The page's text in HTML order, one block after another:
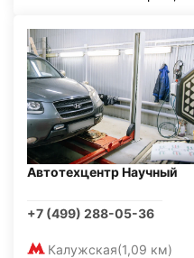
Автотехцентр Научный
+7 (499) 288-05-36
Калужская(1,09 км)